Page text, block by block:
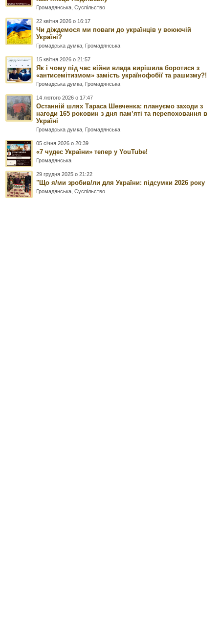
Громадянська ,Суспільство
22 квітня 2026 о 16:17
Чи діждемося ми поваги до українців у воюючій
Україні?
Громадська думка Громадянська
15 квітня 2026 о 21:57
Як і чому під час війни влада вирішила боротися з
«антисемітизмом» замість українофобії та рашизму?!
Громадська думка Громадянська
14 лютого 2026 о 17:47
Останній шлях Тараса Шевченка: плануємо заходи з
нагоди 165 роковин з дня памʼяті та перепоховання в
Україні
Громадська думка Громадянська
05 січня 2026 о 20:39
«7 чудес України» тепер у YouTube!
Громадянська
29 грудня 2025 о 21:22
"Що я/ми зробив/ли для України: підсумки 2026 року
Громадянська ,Суспільство